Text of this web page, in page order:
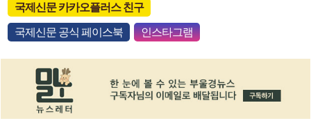
국제신문 카카오플러스 친구
국제신문 공식 페이스북 인스타그램